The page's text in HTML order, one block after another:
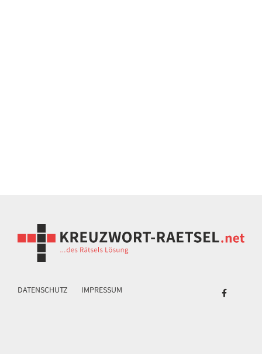
DATENSCHUTZ IMPRESSUM